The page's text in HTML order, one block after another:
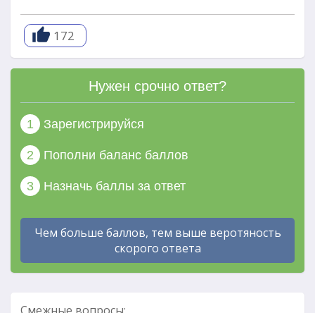
172
Нужен срочно ответ?
1 Зарегистрируйся
2 Пополни баланс баллов
3 Назначь баллы за ответ
Чем больше баллов, тем выше веротяность
скорого ответа